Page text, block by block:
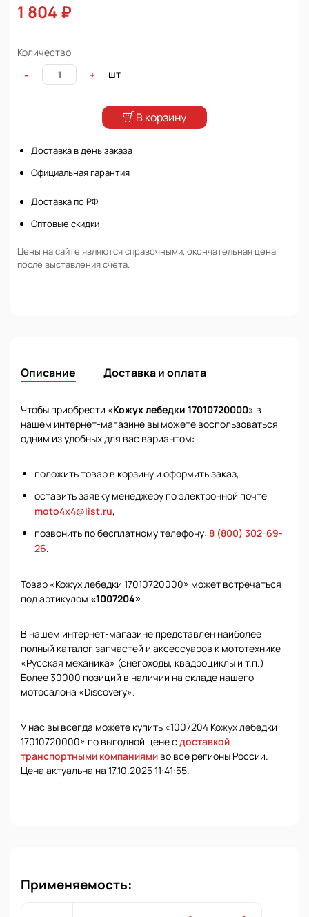
1 804 ₽
Количество
-
+ шт
В корзину
Доставка в день заказа
Официальная гарантия
Доставка по РФ
Оптовые скидки
Цены на сайте являются справочными, окончательная цена
после выставления счета.
Описание Доставка и оплата
Чтобы приобрести «Кожух лебедки 17010720000» в
нашем интернет-магазине вы можете воспользоваться
одним из удобных для вас вариантом:
положить товар в корзину и оформить заказ,
оставить заявку менеджеру по электронной почте
moto4x4@list.ru,
позвонить по бесплатному телефону: 8 (800) 302-69-
26.
Товар «Кожух лебедки 17010720000» может встречаться
под артикулом «1007204».
В нашем интернет-магазине представлен наиболее
полный каталог запчастей и аксессуаров к мототехнике
«Русская механика» (снегоходы, квадроциклы и т.п.)
Более 30000 позиций в наличии на складе нашего
мотосалона «Discovery».
У нас вы всегда можете купить «1007204 Кожух лебедки
17010720000» по выгодной цене с доставкой
транспортными компаниями во все регионы России.
Цена актуальна на 17.10.2025 11:41:55.
Применяемость: